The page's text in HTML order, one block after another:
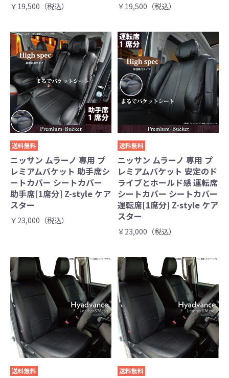
￥19,500（税込） ￥19,500（税込）
送料無料
ニッサン ムラーノ 専用 プ
レミアムバケット 助手席シ
ートカバー シートカバー
助手席[1席分] Z-style ケア
スター
￥23,000（税込）
送料無料
ニッサン ムラーノ 専用 プ
レミアムバケット 安定のド
ライブとホールド感 運転席
シートカバー シートカバー
運転席[1席分] Z-style ケア
スター
￥23,000（税込）
送料無料 送料無料